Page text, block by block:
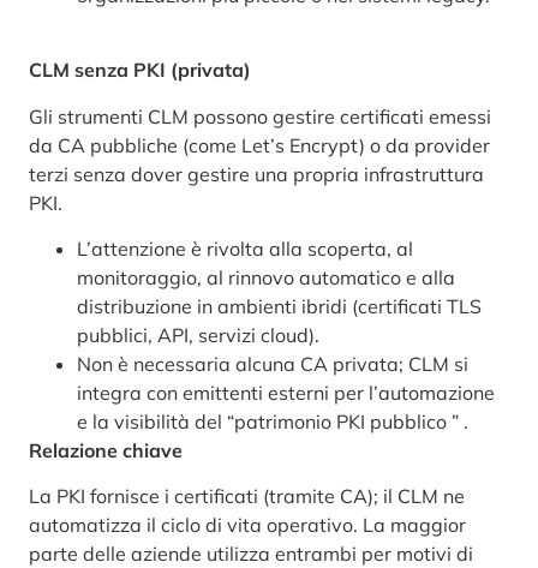
CLM senza PKI (privata)
Gli strumenti CLM possono gestire certificati emessi
da CA pubbliche (come Let’s Encrypt) o da provider
terzi senza dover gestire una propria infrastruttura
PKI.
L’attenzione è rivolta alla scoperta, al
monitoraggio, al rinnovo automatico e alla
distribuzione in ambienti ibridi (certificati TLS
pubblici, API, servizi cloud).
Non è necessaria alcuna CA privata; CLM si
integra con emittenti esterni per l’automazione
e la visibilità del “patrimonio PKI pubblico ” .
Relazione chiave
La PKI fornisce i certificati (tramite CA); il CLM ne
automatizza il ciclo di vita operativo. La maggior
parte delle aziende utilizza entrambi per motivi di